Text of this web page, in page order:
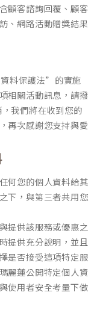
顧客諮詢回覆、顧客
、網路活動贈獎結果
料保護法”的實施
相關活動訊息，請撥
我們將在收到您的
再次感謝您支持與愛
何您的個人資料給其
下，與第三者共用您
提供該服務或優惠之
提供充分說明，並且
是否接受這項特定服
麗蓮公開特定個人資
使用者安全考量下做